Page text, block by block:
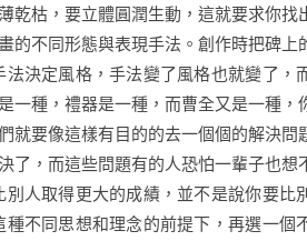
乾枯，要立體圓潤生動，這就要求你找
不同形態與表現手法。創作時把碑上
決定風格，手法變了風格也就變了，
一種，禮器是一種，而曹全又是一種，
要像這樣有目的的去一個個的解決問
了，而這些問題有的人恐怕一輩子也想
人取得更大的成績，並不是說你要比
不同思想和理念的前提下，再選一個